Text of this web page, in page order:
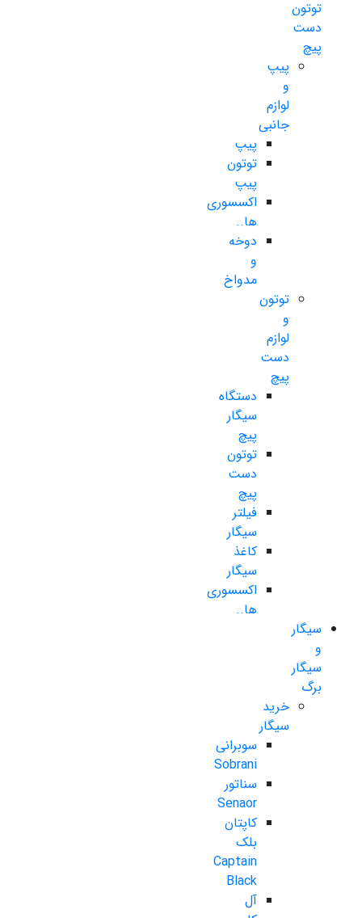
توتون
دست
پیچ
پیپ
و
لوازم
جانبی
پیپ
توتون
پیپ
اکسسوری
ها..
دوخه
و
مدواخ
توتون
و
لوازم
دست
پیچ
دستگاه
سیگار
پیچ
توتون
دست
پیچ
فیلتر
سیگار
کاغذ
سیگار
اکسسوری
ها..
سیگار
و
سیگار
برگ
خرید
سیگار
سوبرانی
Sobrani
سناتور
Senaor
کاپتان
بلک
Captain
Black
آل